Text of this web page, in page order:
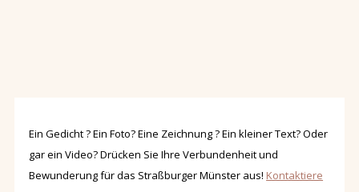
Ein Gedicht ? Ein Foto? Eine Zeichnung ? Ein kleiner Text? Oder
gar ein Video? Drücken Sie Ihre Verbundenheit und
Bewunderung für das Straßburger Münster aus! Kontaktiere